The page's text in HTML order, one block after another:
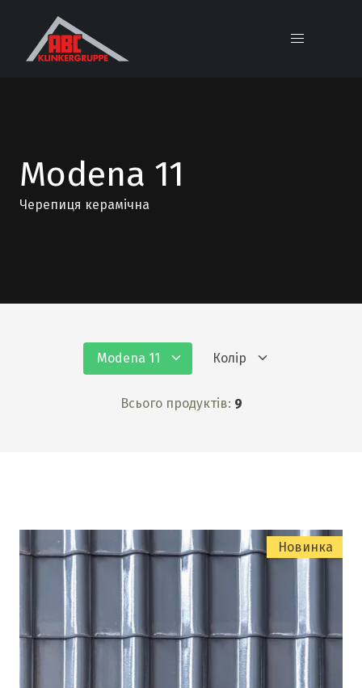
Modena 11
Черепиця керамічна
Modena 11 Колір
Всього продуктів: 9
Новинка